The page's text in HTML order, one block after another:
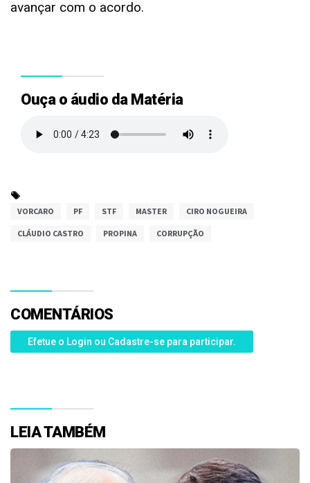
avançar com o acordo.
Ouça o áudio da Matéria
VORCARO PF STF MASTER CIRO NOGUEIRA
CLÁUDIO CASTRO PROPINA CORRUPÇÃO
COMENTÁRIOS
Efetue o Login ou Cadastre-se para participar.
LEIA TAMBÉM